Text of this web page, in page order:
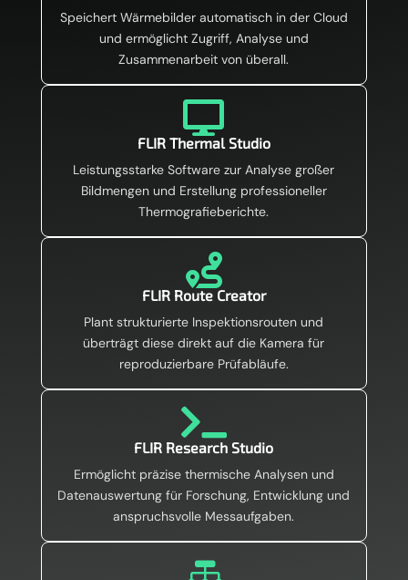
Speichert Wärmebilder automatisch in der Cloud
und ermöglicht Zugriff, Analyse und
Zusammenarbeit von überall.

FLIR Thermal Studio
Leistungsstarke Software zur Analyse großer
Bildmengen und Erstellung professioneller
Thermografieberichte.

FLIR Route Creator
Plant strukturierte Inspektionsrouten und
überträgt diese direkt auf die Kamera für
reproduzierbare Prüfabläufe.

FLIR Research Studio
Ermöglicht präzise thermische Analysen und
Datenauswertung für Forschung, Entwicklung und
anspruchsvolle Messaufgaben.